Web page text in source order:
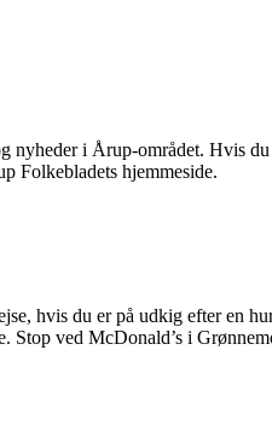
nyheder i Årup-området. Hvis
Folkebladets hjemmeside.
hvis du er på udkig efter
Stop ved McDonald’s i